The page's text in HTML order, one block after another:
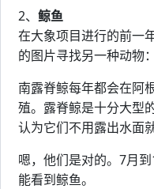
2、 鲸鱼
在大象项目进行的前一
的图片寻找另一种动物
南露脊鲸每年都会在阿
殖。露脊鲸是十分大型
认为它们不用露出水面
嗯，他们是对的。7月
能看到鲸鱼。